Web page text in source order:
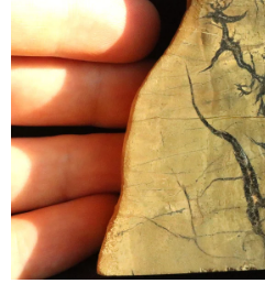
KRYSTALY
ČLÁNKY
NALEZIŠTĚ
NÁŠ PŘÍBĚH
VIDEOGALERIE